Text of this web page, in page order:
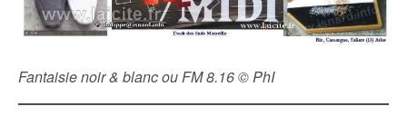
Fantaisie noir & blanc ou FM 8.16 © PhI